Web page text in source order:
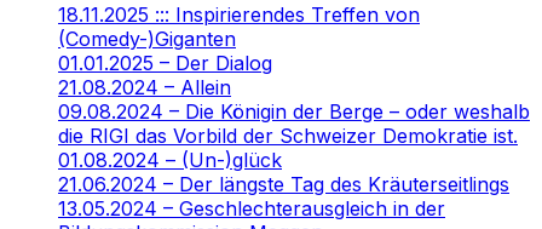
18.11.2025 ::: Inspirierendes Treffen von
(Comedy-)Giganten
01.01.2025 – Der Dialog
21.08.2024 – Allein
09.08.2024 – Die Königin der Berge – oder weshalb
die RIGI das Vorbild der Schweizer Demokratie ist.
01.08.2024 – (Un-)glück
21.06.2024 – Der längste Tag des Kräuterseitlings
13.05.2024 – Geschlechterausgleich in der